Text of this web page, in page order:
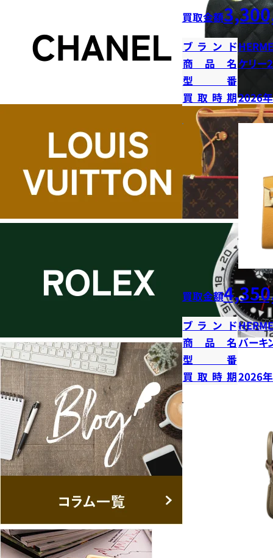
買取金額
ブランド
商品名ケリー
型番
買取時期2026
買取金額
ブランド
商品名バーキ
型番
買取時期2026